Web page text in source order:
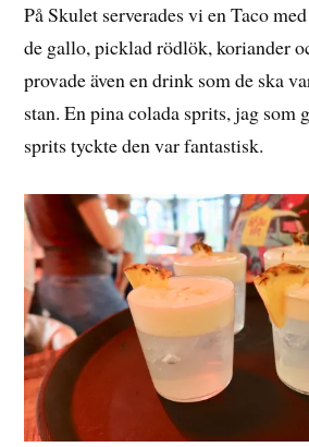
På Skulet serverades vi en Taco
de gallo, picklad rödlök, koriander
provade även en drink som de ska
stan. En pina colada sprits, jag som
sprits tyckte den var fantastisk.